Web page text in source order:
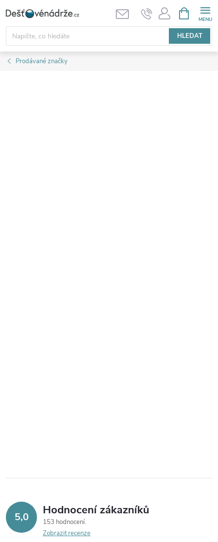
na
obsah
HLEDAT
NÁKUPNÍ
KOŠÍK
Prodávané značky
5,0 Hodnocení zákazníků
153 hodnocení
Zobrazit recenze